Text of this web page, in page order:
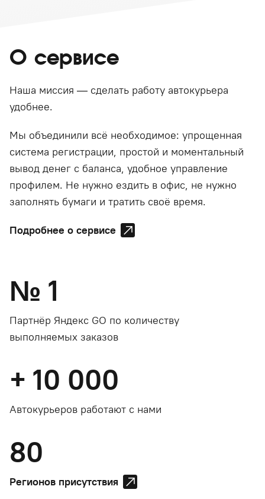
О сервисе
Наша миссия — сделать работу автокурьера
удобнее.
Мы объединили всё необходимое: упрощенная
система регистрации, простой и моментальный
вывод денег с баланса, удобное управление
профилем. Не нужно ездить в офис, не нужно
заполнять бумаги и тратить своё время.
Подробнее о сервисе
№ 1
Партнёр Яндекс GO по количеству
выполняемых заказов
+ 10 000
Автокурьеров работают с нами
80
Регионов присутствия